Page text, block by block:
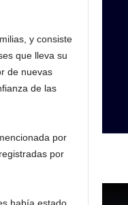
y consiste
que lleva su
de nuevas
de las
por
por